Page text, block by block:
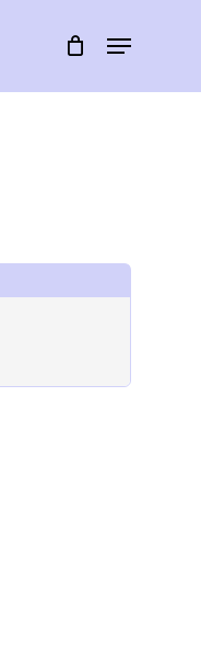
Menu
Menu